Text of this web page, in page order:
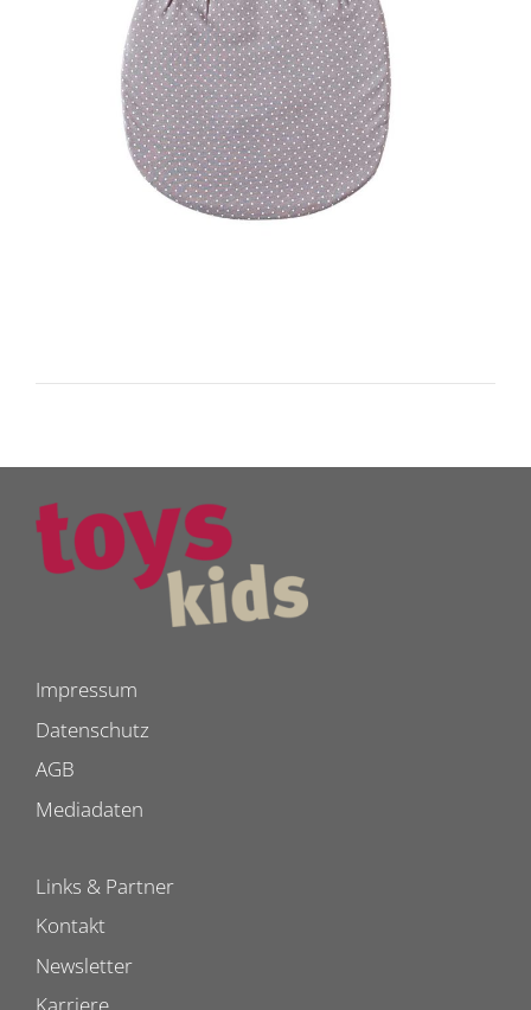
Impressum
Datenschutz
AGB
Mediadaten
Links & Partner
Kontakt
Newsletter